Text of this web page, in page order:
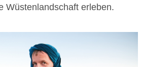
Wüstenlandschaft erleben.